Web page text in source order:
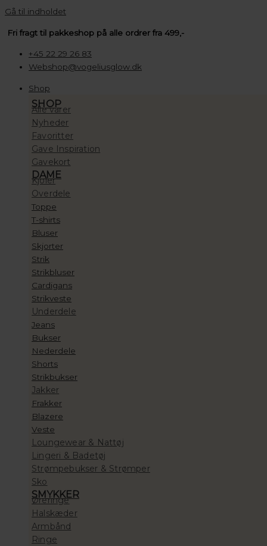
Gå til indholdet
Fri fragt til pakkeshop på alle ordrer fra 499,-
+45 22 29 26 83
Webshop@vogeliusglow.dk
Shop
SHOP
Alle varer
Nyheder
Favoritter
Gave Inspiration
Gavekort
DAME
Kjoler
Overdele
Toppe
T-shirts
Bluser
Skjorter
Strik
Strikbluser
Cardigans
Strikveste
Underdele
Jeans
Bukser
Nederdele
Shorts
Strikbukser
Jakker
Frakker
Blazere
Veste
Loungewear & Nattøj
Lingeri & Badetøj
Strømpebukser & Strømper
Sko
SMYKKER
Øreringe
Halskæder
Armbånd
Ringe